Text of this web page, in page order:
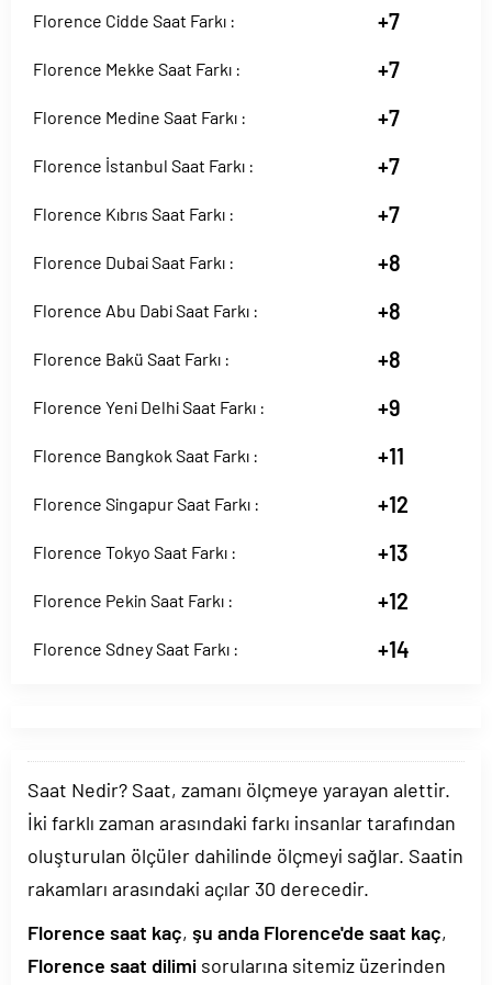
Florence Cidde Saat Farkı : +7
Florence Mekke Saat Farkı : +7
Florence Medine Saat Farkı : +7
Florence İstanbul Saat Farkı : +7
Florence Kıbrıs Saat Farkı : +7
Florence Dubai Saat Farkı : +8
Florence Abu Dabi Saat Farkı : +8
Florence Bakü Saat Farkı : +8
Florence Yeni Delhi Saat Farkı : +9
Florence Bangkok Saat Farkı : +11
Florence Singapur Saat Farkı : +12
Florence Tokyo Saat Farkı : +13
Florence Pekin Saat Farkı : +12
Florence Sdney Saat Farkı : +14
Saat Nedir? Saat, zamanı ölçmeye yarayan alettir.
İki farklı zaman arasındaki farkı insanlar tarafından
oluşturulan ölçüler dahilinde ölçmeyi sağlar. Saatin
rakamları arasındaki açılar 30 derecedir.
Florence saat kaç, şu anda Florence'de saat kaç,
Florence saat dilimi sorularına sitemiz üzerinden